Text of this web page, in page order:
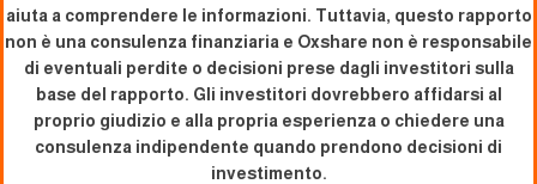
aiuta a comprendere le informazioni. Tuttavia, questo rapporto
non è una consulenza finanziaria e Oxshare non è responsabile
di eventuali perdite o decisioni prese dagli investitori sulla
base del rapporto. Gli investitori dovrebbero affidarsi al
proprio giudizio e alla propria esperienza o chiedere una
consulenza indipendente quando prendono decisioni di
investimento.